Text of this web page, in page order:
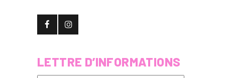
LETTRE D’INFORMATIONS